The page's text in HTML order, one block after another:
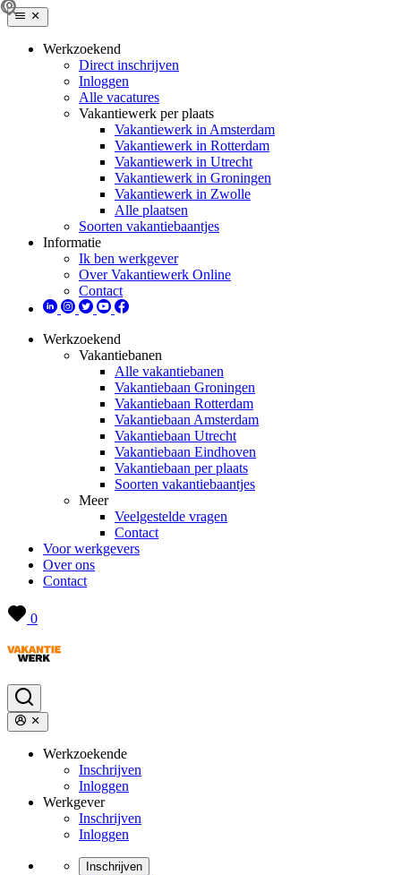
Werkzoekend
Direct inschrijven
Inloggen
Alle vacatures
Vakantiewerk per plaats
Vakantiewerk in Amsterdam
Vakantiewerk in Rotterdam
Vakantiewerk in Utrecht
Vakantiewerk in Groningen
Vakantiewerk in Zwolle
Alle plaatsen
Soorten vakantiebaantjes
Informatie
Ik ben werkgever
Over Vakantiewerk Online
Contact
Werkzoekend
Vakantiebanen
Alle vakantiebanen
Vakantiebaan Groningen
Vakantiebaan Rotterdam
Vakantiebaan Amsterdam
Vakantiebaan Utrecht
Vakantiebaan Eindhoven
Vakantiebaan per plaats
Soorten vakantiebaantjes
Meer
Veelgestelde vragen
Contact
Voor werkgevers
Over ons
Contact
0
Werkzoekende
Inschrijven
Inloggen
Werkgever
Inschrijven
Inloggen
Inschrijven